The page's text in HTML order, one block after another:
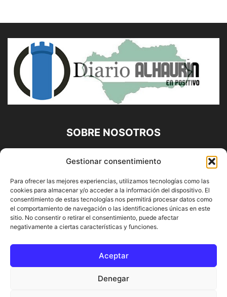
Gestionar consentimiento
Para ofrecer las mejores experiencias, utilizamos tecnologías como las
cookies para almacenar y/o acceder a la información del dispositivo. El
consentimiento de estas tecnologías nos permitirá procesar datos como
el comportamiento de navegación o las identificaciones únicas en este
sitio. No consentir o retirar el consentimiento, puede afectar
negativamente a ciertas características y funciones.
Aceptar
Denegar
SOBRE NOSOTROS
Diario Alhaurín (www.alhaurindelatorre.com) Propiedad de
Francisco E. López López | 639 95 71 95 | Noticias de
Alhaurín de la Torre, Málaga y Provincia|
Contáctanos:info@alhaurindelatorre.com
SÍGUENOS